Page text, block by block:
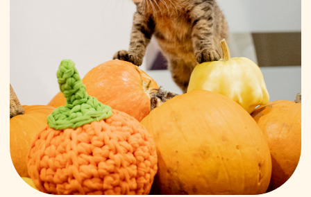
«Тыквы и Коты» — это
возможность в уютной
и расслабленной атмосфере
провести выходной день
с семьёй и друзьями, приобрести
или сделать своими руками что-
то красивое, узнать что-то новое,
посетив лекторий, а самое